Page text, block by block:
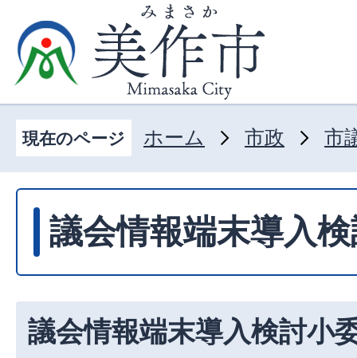
現在のページ ホーム 市政 市
議会情報端末導入
議会情報端末導入検討小